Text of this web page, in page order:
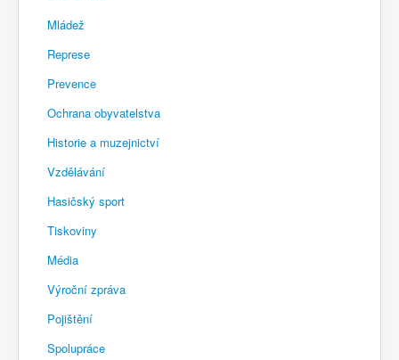
Mládež
Represe
Prevence
Ochrana obyvatelstva
Historie a muzejnictví
Vzdělávání
Hasičský sport
Tiskoviny
Média
Výroční zpráva
Pojištění
Spolupráce